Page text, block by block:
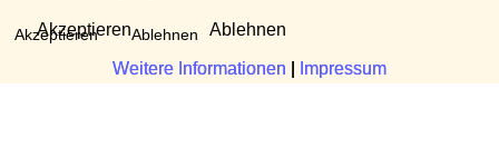
Akzeptieren Ablehnen
Weitere Informationen Impressum
Akzeptieren Ablehnen
Weitere Informationen Impressum